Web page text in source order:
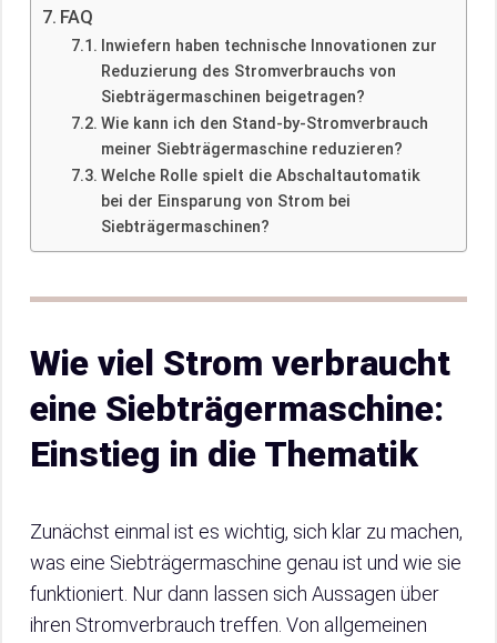
FAQ
Inwiefern haben technische Innovationen zur
Reduzierung des Stromverbrauchs von
Siebträgermaschinen beigetragen?
Wie kann ich den Stand-by-Stromverbrauch
meiner Siebträgermaschine reduzieren?
Welche Rolle spielt die Abschaltautomatik
bei der Einsparung von Strom bei
Siebträgermaschinen?
Wie viel Strom verbraucht
eine Siebträgermaschine:
Einstieg in die Thematik
Zunächst einmal ist es wichtig, sich klar zu machen,
was eine Siebträgermaschine genau ist und wie sie
funktioniert. Nur dann lassen sich Aussagen über
ihren Stromverbrauch treffen. Von allgemeinen